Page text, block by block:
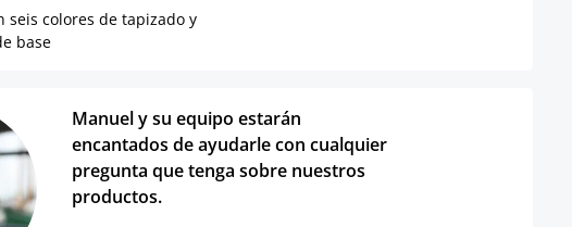
seis colores de tapizado y
base
Manuel y su equipo estarán
encantados de ayudarle con cualquier
pregunta que tenga sobre nuestros
productos.